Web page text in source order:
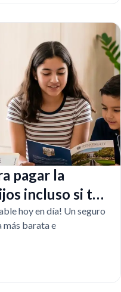
pagar la
incluso si tú
hoy en día! Un seguro
más barata e